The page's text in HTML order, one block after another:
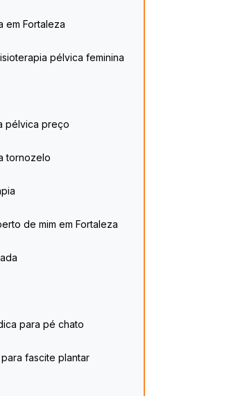
em Fortaleza
Fisioterapia pélvica feminina
pélvica preço
tornozelo
de mim em Fortaleza
para pé chato​
para fascite plantar​